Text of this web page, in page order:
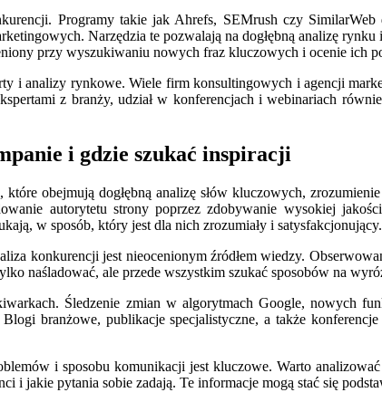
Programy takie jak Ahrefs, SEMrush czy SimilarWeb
Narzędzia te pozwalają na dogłębną analizę
przy wyszukiwaniu nowych fraz kluczowych i ocenie ich
i analizy rynkowe. Wiele firm konsultingowych i agencji
z branży, udział w konferencjach i webinariach
i gdzie szukać inspiracji
obejmują dogłębną analizę słów kluczowych,
autorytetu strony poprzez zdobywanie wysokiej
w sposób, który jest dla nich zrozumiały i satysfakcjonujący.
konkurencji jest nieocenionym źródłem wiedzy.
naśladować, ale przede wszystkim szukać sposobów na
Śledzenie zmian w algorytmach Google, nowych
branżowe, publikacje specjalistyczne, a także
i sposobu komunikacji jest kluczowe. Warto
i jakie pytania sobie zadają. Te informacje mogą stać się